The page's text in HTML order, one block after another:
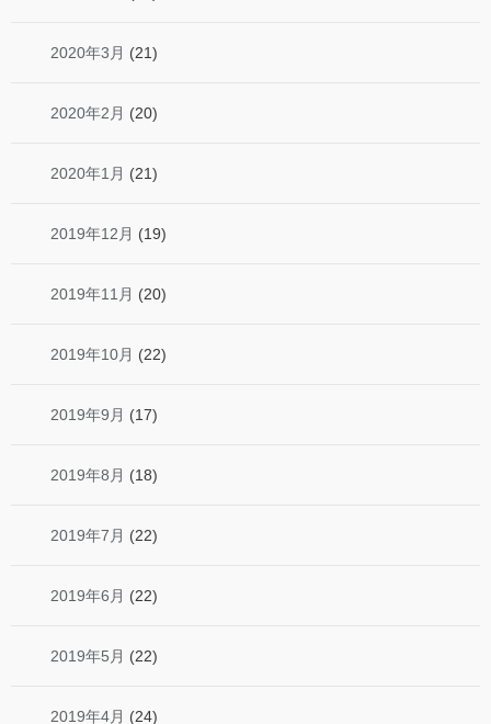
2020年3月 (21)
2020年2月 (20)
2020年1月 (21)
2019年12月 (19)
2019年11月 (20)
2019年10月 (22)
2019年9月 (17)
2019年8月 (18)
2019年7月 (22)
2019年6月 (22)
2019年5月 (22)
2019年4月 (24)